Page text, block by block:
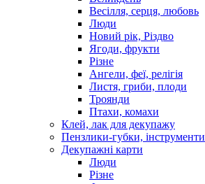
Весілля, серця, любовь
Люди
Новий рік, Різдво
Ягоди, фрукти
Різне
Ангели, феї, релігія
Листя, гриби, плоди
Троянди
Птахи, комахи
Клей, лак для декупажу
Пензлики-губки, інструменти
Декупажні карти
Люди
Різне